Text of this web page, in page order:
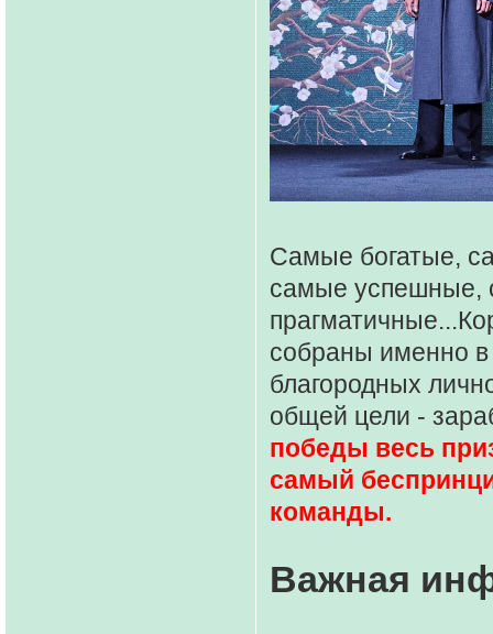
Самые богатые,
самые успешные,
собраны именно в
благородных
общей цели -
победы весь
самый
команды.
Важная